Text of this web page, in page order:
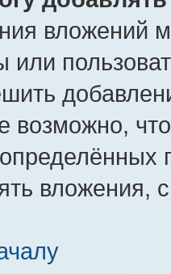
вложений
или
возможно,
вложения,